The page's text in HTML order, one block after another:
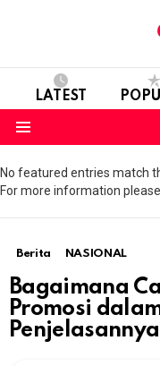
LATEST
No featured entries match
For more information
Berita NASIONAL
Bagaimana
Promosi